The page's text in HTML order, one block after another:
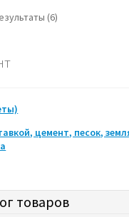
(6)Цены:
цемент, песок,
товаров